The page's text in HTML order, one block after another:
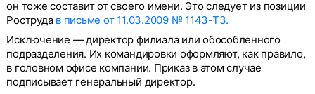
он тоже составит от своего имени. Это следует из позиции
Роструда в письме от 11.03.2009 № 1143-ТЗ.
Исключение — директор филиала или обособленного
подразделения. Их командировки оформляют, как правило,
в головном офисе компании. Приказ в этом случае
подписывает генеральный директор.